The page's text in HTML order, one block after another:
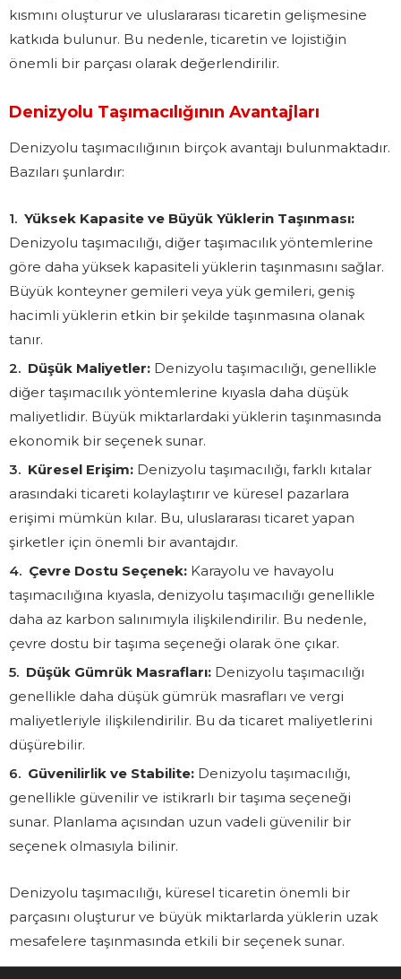
kısmını oluşturur ve uluslararası ticaretin gelişmesine
katkıda bulunur. Bu nedenle, ticaretin ve lojistiğin
önemli bir parçası olarak değerlendirilir.
Denizyolu Taşımacılığının Avantajları
Denizyolu taşımacılığının birçok avantajı bulunmaktadır.
Bazıları şunlardır:
Yüksek Kapasite ve Büyük Yüklerin Taşınması:
Denizyolu taşımacılığı, diğer taşımacılık yöntemlerine
göre daha yüksek kapasiteli yüklerin taşınmasını sağlar.
Büyük konteyner gemileri veya yük gemileri, geniş
hacimli yüklerin etkin bir şekilde taşınmasına olanak
tanır.
Düşük Maliyetler: Denizyolu taşımacılığı, genellikle
diğer taşımacılık yöntemlerine kıyasla daha düşük
maliyetlidir. Büyük miktarlardaki yüklerin taşınmasında
ekonomik bir seçenek sunar.
Küresel Erişim: Denizyolu taşımacılığı, farklı kıtalar
arasındaki ticareti kolaylaştırır ve küresel pazarlara
erişimi mümkün kılar. Bu, uluslararası ticaret yapan
şirketler için önemli bir avantajdır.
Çevre Dostu Seçenek: Karayolu ve havayolu
taşımacılığına kıyasla, denizyolu taşımacılığı genellikle
daha az karbon salınımıyla ilişkilendirilir. Bu nedenle,
çevre dostu bir taşıma seçeneği olarak öne çıkar.
Düşük Gümrük Masrafları: Denizyolu taşımacılığı
genellikle daha düşük gümrük masrafları ve vergi
maliyetleriyle ilişkilendirilir. Bu da ticaret maliyetlerini
düşürebilir.
Güvenilirlik ve Stabilite: Denizyolu taşımacılığı,
genellikle güvenilir ve istikrarlı bir taşıma seçeneği
sunar. Planlama açısından uzun vadeli güvenilir bir
seçenek olmasıyla bilinir.
Denizyolu taşımacılığı, küresel ticaretin önemli bir
parçasını oluşturur ve büyük miktarlarda yüklerin uzak
mesafelere taşınmasında etkili bir seçenek sunar.